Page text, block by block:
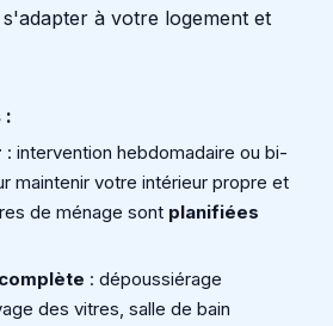
à votre logement et
:
: intervention hebdomadaire ou bi-
maintenir votre intérieur propre et
de ménage sont planifiées
: dépoussiérage
des vitres, salle de bain